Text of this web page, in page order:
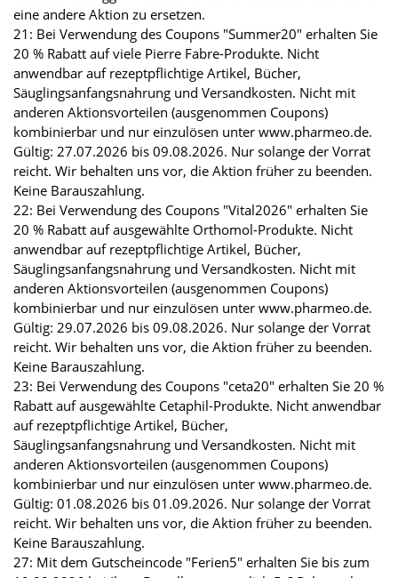
eine andere Aktion zu ersetzen.
21: Bei Verwendung des Coupons "Summer20" erhalten Sie
20 % Rabatt auf viele Pierre Fabre-Produkte. Nicht
anwendbar auf rezeptpflichtige Artikel, Bücher,
Säuglingsanfangsnahrung und Versandkosten. Nicht mit
anderen Aktionsvorteilen (ausgenommen Coupons)
kombinierbar und nur einzulösen unter www.pharmeo.de.
Gültig: 27.07.2026 bis 09.08.2026. Nur solange der Vorrat
reicht. Wir behalten uns vor, die Aktion früher zu beenden.
Keine Barauszahlung.
22: Bei Verwendung des Coupons "Vital2026" erhalten Sie
20 % Rabatt auf ausgewählte Orthomol-Produkte. Nicht
anwendbar auf rezeptpflichtige Artikel, Bücher,
Säuglingsanfangsnahrung und Versandkosten. Nicht mit
anderen Aktionsvorteilen (ausgenommen Coupons)
kombinierbar und nur einzulösen unter www.pharmeo.de.
Gültig: 29.07.2026 bis 09.08.2026. Nur solange der Vorrat
reicht. Wir behalten uns vor, die Aktion früher zu beenden.
Keine Barauszahlung.
23: Bei Verwendung des Coupons "ceta20" erhalten Sie 20 %
Rabatt auf ausgewählte Cetaphil-Produkte. Nicht anwendbar
auf rezeptpflichtige Artikel, Bücher,
Säuglingsanfangsnahrung und Versandkosten. Nicht mit
anderen Aktionsvorteilen (ausgenommen Coupons)
kombinierbar und nur einzulösen unter www.pharmeo.de.
Gültig: 01.08.2026 bis 01.09.2026. Nur solange der Vorrat
reicht. Wir behalten uns vor, die Aktion früher zu beenden.
Keine Barauszahlung.
27: Mit dem Gutscheincode "Ferien5" erhalten Sie bis zum